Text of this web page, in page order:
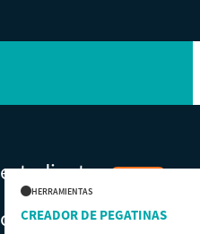
pronto
agrarias.
HERRAMIENTAS
CREADOR DE PEGATINAS